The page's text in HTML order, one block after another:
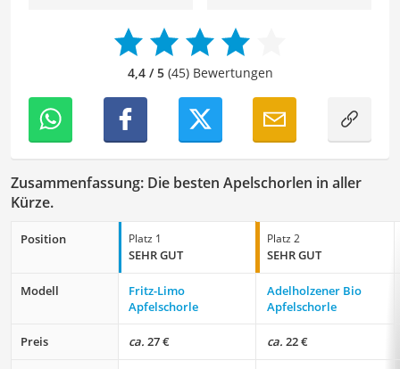
gesunde als auch genussvolle Beziehung zu
Lebensmitteln zu entwickeln. Durch meine Texte möchte
ich Leser dazu anregen, Essen nicht nur als eine
Kreativität und Gemeinschaft zu nutzen.
Der Apfelschorle-Vergleich ist aus unserer Sicht
4,4 / 5(45) Bewertungen
Zusammenfassung: Die besten Apelschorlen in aller
Kürze.
Position Platz 1
SEHR GUT
Platz 2
SEHR GUT
Modell
Fritz-Limo
Apfelschorle
Adelholzener Bio
Apfelschorle
Preis ca. 27 € ca. 22 €